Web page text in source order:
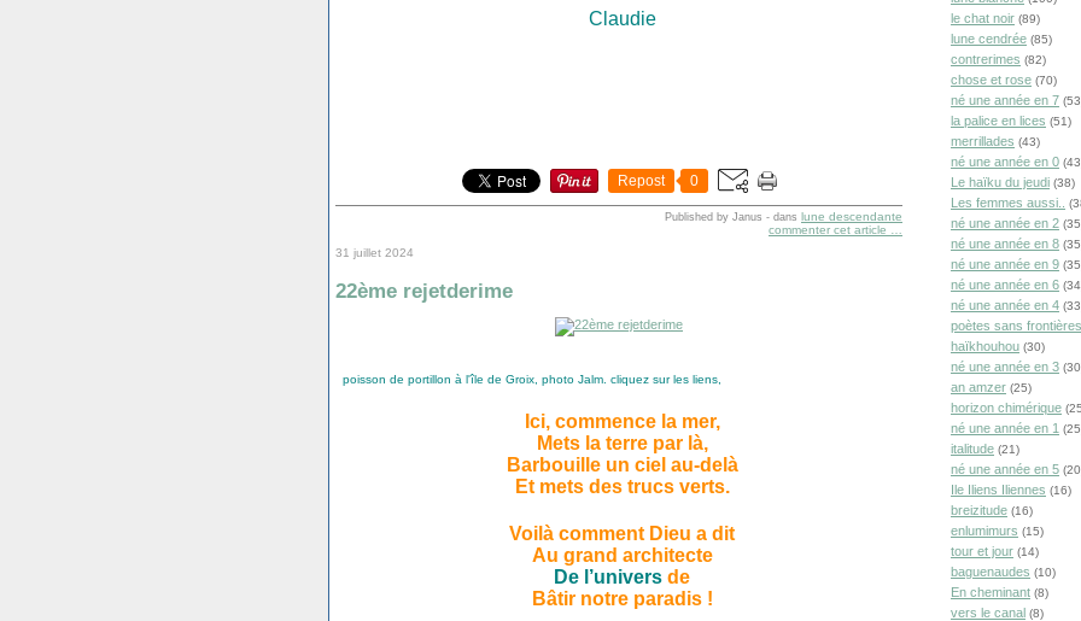
Claudie
Repost 0
Published by Janus - dans lune descendante
commenter cet article
31 juillet 2024
22ème rejetderime
poisson de portillon à l'île de Groix, photo Jalm. cliquez sur les liens,
Ici, commence la mer,
Mets la terre par là,
Barbouille un ciel au-delà
Et mets des trucs verts.
Voilà comment Dieu a dit
Au grand architecte
De l’univers de
Bâtir notre paradis !
le chat noir (89)
lune cendrée (85)
contrerimes (82)
chose et rose (70)
né une année en 7
la palice en lices (51)
merrillades (43)
né une année en 0
Le haïku du jeudi (38)
Les femmes aussi..
né une année en 2
né une année en 8
né une année en 9
né une année en 6
né une année en 4
poètes sans frontières
haïkhouhou (30)
né une année en 3
an amzer (25)
horizon chimérique
né une année en 1
italitude (21)
né une année en 5
Ile Iliens Iliennes (16)
breizitude (16)
enlumimurs (15)
tour et jour (14)
baguenaudes (10)
En cheminant (8)
vers le canal (8)